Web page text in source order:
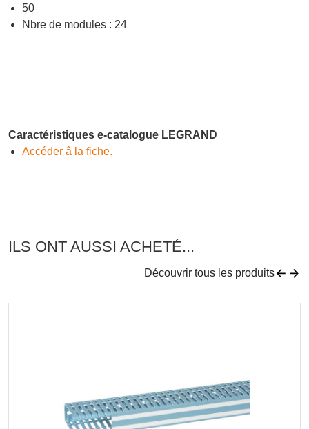
50
Nbre de modules : 24
Caractéristiques e-catalogue LEGRAND
Accéder â la fiche.
ILS ONT AUSSI ACHETÉ...
Découvrir tous les produits